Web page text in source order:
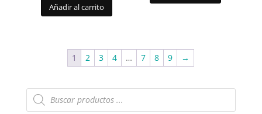
Añadir al carrito
1 2 3 4 … 7 8 9 →
Búsqueda
de
productos